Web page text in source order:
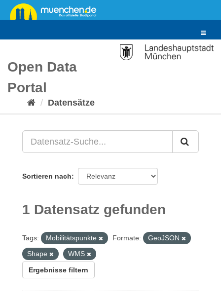
Überspringen
zum
Toggle
Open Data
Portal
Datensätze
Sortieren nach
1 Datensatz gefunden
Tags: Mobilitätspunkte Formate:
GeoJSON
Shape
WMS
Ergebnisse filtern